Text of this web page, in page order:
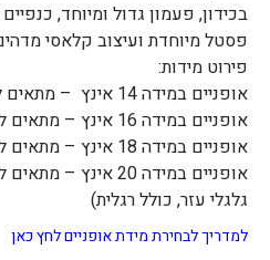
בכידון, פעמון גדול ומיוחד,
פסטל מיוחדת ועיצוב קלאסי
פירוט מידות:
אופניים במידה 14 אינץ – מתאים לגילאי 3-5 שנים
אופניים במידה 16 אינץ – מתאים לגילאי 4-6 שנים
אופניים במידה 18 אינץ – מתאים לגילאי 5-7 שנים
גלגלי עזר, כולל רגלית)
למדריך לבחירת מידת אופניים לחץ כאן